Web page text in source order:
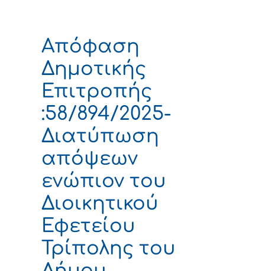
Απόφαση
Δημοτικής
Επιτροπής
:58/894/2025-
Διατύπωση
απόψεων
ενώπιον του
Διοικητικού
Εφετείου
Τρίπολης του